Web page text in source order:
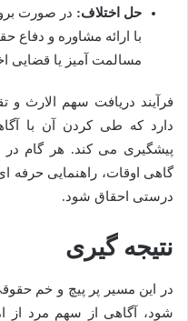
حل اختلاف: در صورت
با ارائه مشاوره و
مسالمت آمیز یا قضایی
فرآیند دریافت سهم الارث
دارد که طی کردن آن با
پیشگیری می کند. هر گام در
گاهی اوقات، راهنمایی حرفه
درستی احقاق شود.
نتیجه گیری
در این مسیر پر پیچ و خم
شود، آگاهی از سهم مرد